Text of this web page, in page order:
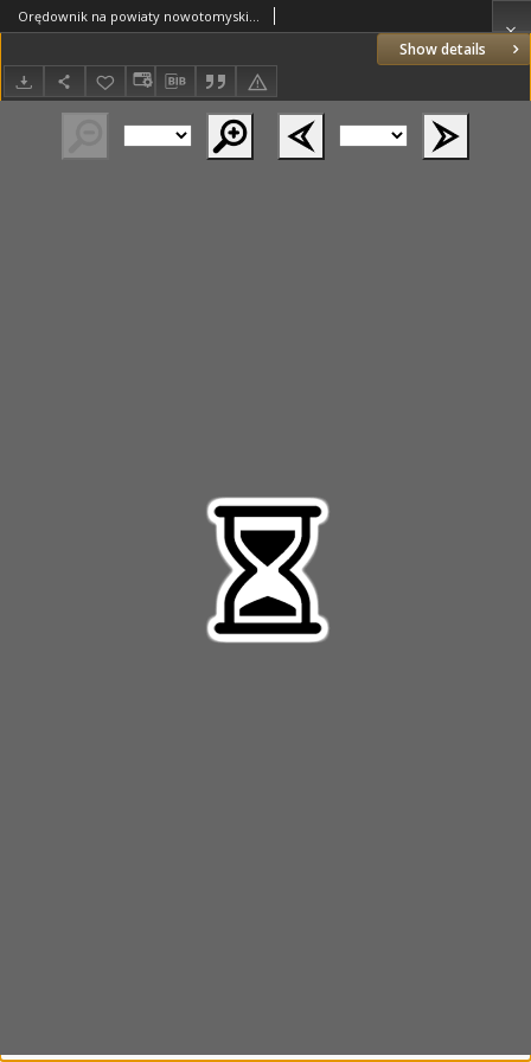
Show details
Orędownik na powiaty nowotomyski i wolsztyński 1937.01.30 R.18 Nr11